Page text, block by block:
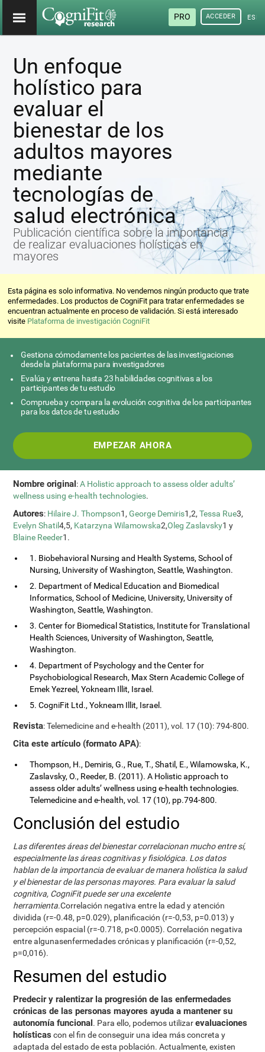
PRO ACCEDER
Un enfoque
holístico para
evaluar el
bienestar de los
adultos mayores
mediante
tecnologías de
salud electrónica
Publicación científica sobre la importancia
de realizar evaluaciones holísticas en
mayores
Esta página es solo informativa. No vendemos ningún producto que trate
enfermedades. Los productos de CogniFit para tratar enfermedades se
encuentran actualmente en proceso de validación. Si está interesado
visite Plataforma de investigación CogniFit
Gestiona cómodamente los pacientes de las investigaciones
desde la plataforma para investigadores
Evalúa y entrena hasta 23 habilidades cognitivas a los
participantes de tu estudio
Comprueba y compara la evolución cognitiva de los participantes
para los datos de tu estudio
EMPEZAR AHORA
Nombre original:A Holistic approach to assess older adults’
wellness using e-health technologies.
Autores: Hilaire J. Thompson1,George Demiris1,2,Tessa Rue3,
Evelyn Shatil4,5, Katarzyna Wilamowska2,Oleg Zaslavsky1 y
Blaine Reeder1.
1. Biobehavioral Nursing and Health Systems, School of
Nursing, University of Washington, Seattle, Washington.
2. Department of Medical Education and Biomedical
Informatics, School of Medicine, University, University of
Washington, Seattle, Washington.
3. Center for Biomedical Statistics, Institute for Translational
Health Sciences, University of Washington, Seattle,
Washington.
4. Department of Psychology and the Center for
Psychobiological Research, Max Stern Academic College of
Emek Yezreel, Yokneam Illit, Israel.
5. CogniFit Ltd., Yokneam Illit, Israel.
Revista: Telemedicine and e-health (2011), vol. 17 (10): 794-800.
Cita este artículo (formato APA):
Thompson, H., Demiris, G., Rue, T., Shatil, E., Wilamowska, K.,
Zaslavsky, O., Reeder, B. (2011). A Holistic approach to
assess older adults’ wellness using e-health technologies.
Telemedicine and e-health, vol. 17 (10), pp.794-800.
Conclusión del estudio
Las diferentes áreas del bienestar correlacionan mucho entre sí,
especialmente las áreas cognitivas y fisiológica. Los datos
hablan de la importancia de evaluar de manera holística la salud
y el bienestar de las personas mayores. Para evaluar la salud
cognitiva, CogniFit puede ser una excelente
herramienta.Correlación negativa entre la edad y atención
dividida (r=-0.48, p=0.029), planificación (r=-0,53, p=0.013) y
percepción espacial (r=-0.718, p<0.0005). Correlación negativa
entre algunasenfermedades crónicas y planificación (r=-0,52,
p=0,016).
Resumen del estudio
Predecir y ralentizar la progresión de las enfermedades
crónicas de las personas mayores ayuda a mantener su
autonomía funcional. Para ello, podemos utilizarevaluaciones
holísticas con el fin de conseguir una idea más concreta y
adaptada del estado de esta población. Actualmente, existen